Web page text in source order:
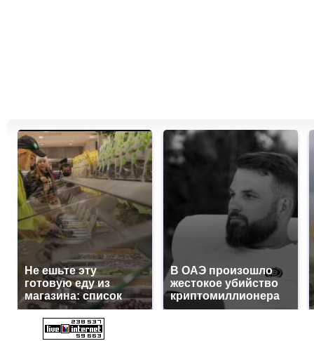
Не ешьте эту
готовую еду из
магазина: список
В ОАЭ произошло
жестокое убийство
криптомиллионера